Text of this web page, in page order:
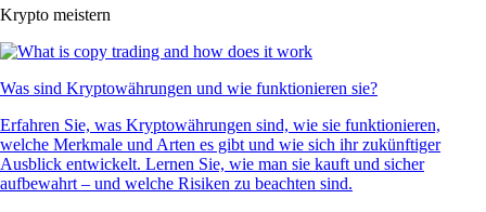
Krypto meistern
Was sind Kryptowährungen und wie funktionieren sie?
Erfahren Sie, was Kryptowährungen sind, wie sie funktionieren,
welche Merkmale und Arten es gibt und wie sich ihr zukünftiger
Ausblick entwickelt. Lernen Sie, wie man sie kauft und sicher
aufbewahrt – und welche Risiken zu beachten sind.